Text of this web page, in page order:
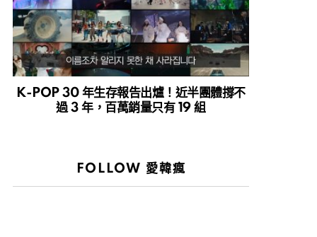
K-POP 30 年生存報告出爐！近半團體撐不
過 3 年，百萬銷量只有 19 組
FOLLOW 愛韓瘋